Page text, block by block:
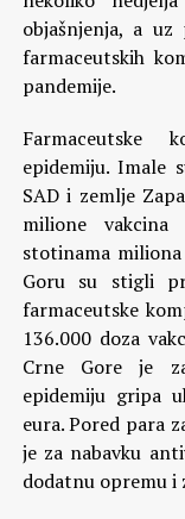
objašnjenja, a
farmaceutskih
pandemije.
Farmaceutske
epidemiju. Imale
SAD i zemlje
milione
stotinama
Goru su stigli
farmaceutske
136.000 doza
Crne Gore je
epidemiju gripa
eura. Pored para
je za nabavku
dodatnu opremu i